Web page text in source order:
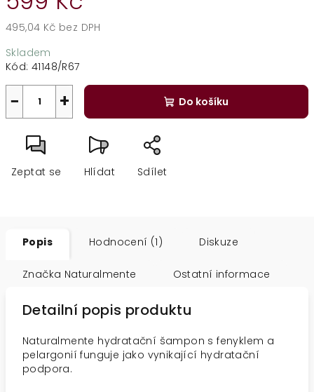
495,04 Kč bez DPH
cena:
Skladem
Kód: 41148/R67
+
− Do košíku
Zeptat se Hlídat Sdílet
Popis Hodnocení (1) Diskuze
Značka Naturalmente Ostatní informace
Detailní popis produktu
Naturalmente hydratační šampon s fenyklem a
pelargonií funguje jako vynikající hydratační
podpora.